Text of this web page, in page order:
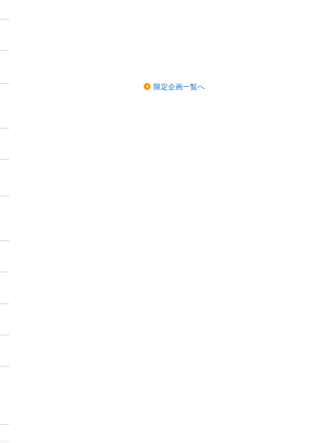
限定企画一覧へ